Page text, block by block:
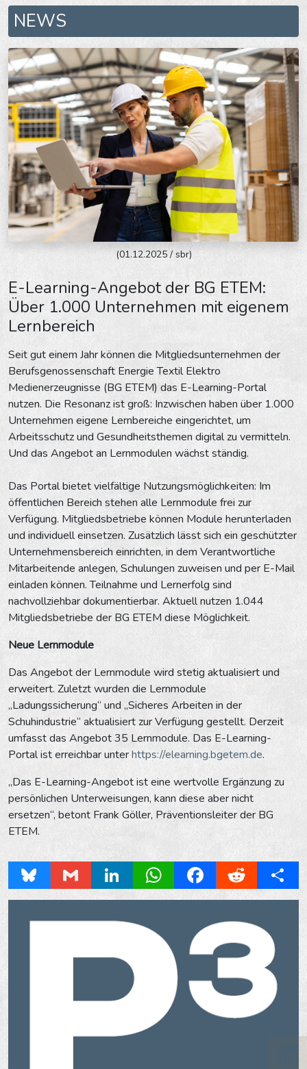
NEWS
(01.12.2025 / sbr)
E-Learning-Angebot der BG ETEM:
Über 1.000 Unternehmen mit eigenem
Lernbereich
Seit gut einem Jahr können die Mitgliedsunternehmen der
Berufsgenossenschaft Energie Textil Elektro
Medienerzeugnisse (BG ETEM) das E-Learning-Portal
nutzen. Die Resonanz ist groß: Inzwischen haben über 1.000
Unternehmen eigene Lernbereiche eingerichtet, um
Arbeitsschutz und Gesundheitsthemen digital zu vermitteln.
Und das Angebot an Lernmodulen wächst ständig.
Das Portal bietet vielfältige Nutzungsmöglichkeiten: Im
öffentlichen Bereich stehen alle Lernmodule frei zur
Verfügung. Mitgliedsbetriebe können Module herunterladen
und individuell einsetzen. Zusätzlich lässt sich ein geschützter
Unternehmensbereich einrichten, in dem Verantwortliche
Mitarbeitende anlegen, Schulungen zuweisen und per E-Mail
einladen können. Teilnahme und Lernerfolg sind
nachvollziehbar dokumentierbar. Aktuell nutzen 1.044
Mitgliedsbetriebe der BG ETEM diese Möglichkeit.
Neue Lernmodule
Das Angebot der Lernmodule wird stetig aktualisiert und
erweitert. Zuletzt wurden die Lernmodule
„Ladungssicherung“ und „Sicheres Arbeiten in der
Schuhindustrie“ aktualisiert zur Verfügung gestellt. Derzeit
umfasst das Angebot 35 Lernmodule. Das E-Learning-
Portal ist erreichbar unterhttps://elearning.bgetem.de.
„Das E-Learning-Angebot ist eine wertvolle Ergänzung zu
persönlichen Unterweisungen, kann diese aber nicht
ersetzen“, betont Frank Göller, Präventionsleiter der BG
ETEM.
Bluesky Gmail LinkedInWhatsAppFacebookReddit Share